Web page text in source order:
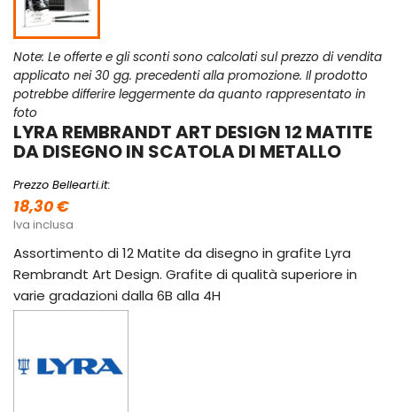
Note: Le offerte e gli sconti sono calcolati sul prezzo di vendita
applicato nei 30 gg. precedenti alla promozione. Il prodotto
potrebbe differire leggermente da quanto rappresentato in
foto
LYRA REMBRANDT ART DESIGN 12 MATITE
DA DISEGNO IN SCATOLA DI METALLO
Prezzo Bellearti.it:
18,30 €
Iva inclusa
Assortimento di 12 Matite da disegno in grafite Lyra
Rembrandt Art Design. Grafite di qualità superiore in
varie gradazioni dalla 6B alla 4H